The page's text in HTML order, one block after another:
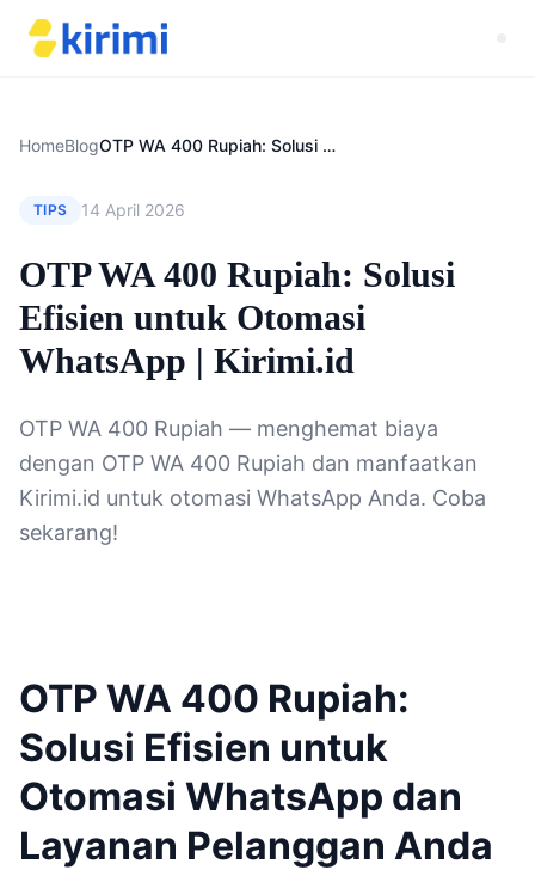
HomeBlog OTP WA 400 Rupiah: Solusi Efisien untuk Otomasi WhatsApp | Kirimi.id
TIPS 14 April 2026
OTP WA 400 Rupiah: Solusi
Efisien untuk Otomasi
WhatsApp | Kirimi.id
OTP WA 400 Rupiah — menghemat biaya
dengan OTP WA 400 Rupiah dan manfaatkan
Kirimi.id untuk otomasi WhatsApp Anda. Coba
sekarang!
OTP WA 400 Rupiah:
Solusi Efisien untuk
Otomasi WhatsApp dan
Layanan Pelanggan Anda